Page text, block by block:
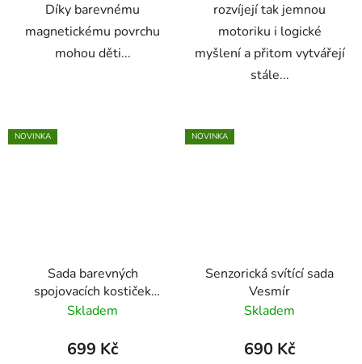
Díky barevnému
magnetickému povrchu
mohou děti...
rozvíjejí tak jemnou
motoriku i logické
myšlení a přitom vytvářejí
stále...
NOVINKA
Sada barevných
spojovacích kostiček
MathLink® Cubes 100
Skladem
699 Kč
NOVINKA
Senzorická svítící sada
Vesmír
Skladem
690 Kč